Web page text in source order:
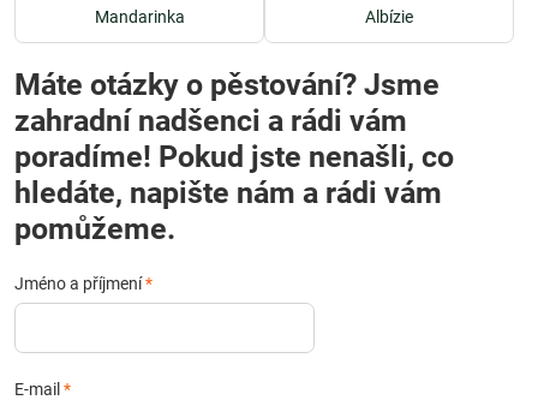
Mandarinka Albízie
Máte otázky o pěstování? Jsme
zahradní nadšenci a rádi vám
poradíme! Pokud jste nenašli, co
hledáte, napište nám a rádi vám
pomůžeme.
Jméno a příjmení*
E-mail *